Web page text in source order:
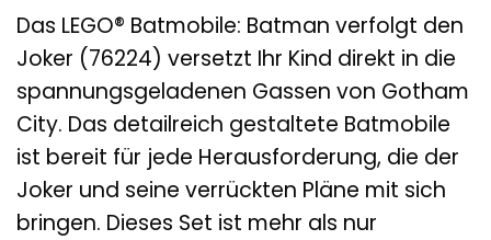
Das LEGO® Batmobile: Batman verfolgt den
Joker (76224) versetzt Ihr Kind direkt in die
spannungsgeladenen Gassen von Gotham
City. Das detailreich gestaltete Batmobile
ist bereit für jede Herausforderung, die der
Joker und seine verrückten Pläne mit sich
bringen. Dieses Set ist mehr als nur